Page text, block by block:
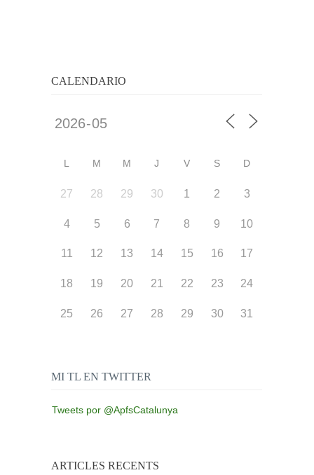
CALENDARIO
L M M J V S D
27 28 29 30 1 2 3
4 5 6 7 8 9 10
11 12 13 14 15 16 17
18 19 20 21 22 23 24
25 26 27 28 29 30 31
MI TL EN TWITTER
Tweets por @ApfsCatalunya
ARTICLES RECENTS